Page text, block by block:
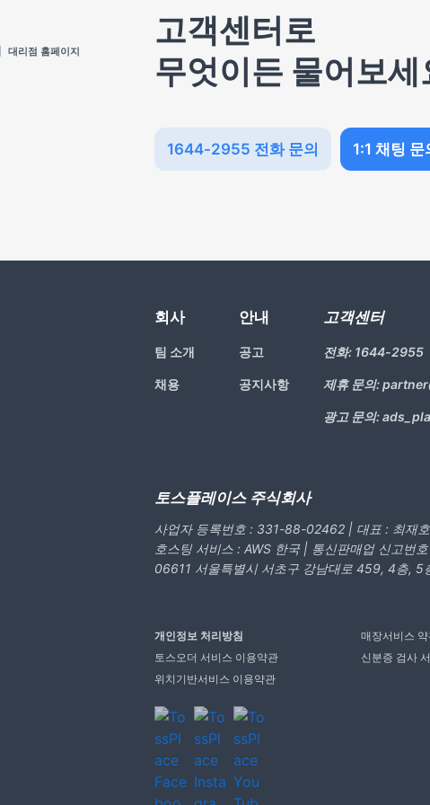
대리점 홈페이지
고객센터로
무엇이든 물어보세
1644-2955 전화 문의 1:1 채팅 문
회사
팀 소개
채용
안내
공고
공지사항
고객센터
전화: 1644-2955
제휴 문의:
광고 문의:
토스플레이스 주식회사
사업자 등록번호 : 331-88-02462 | 대표 : 최재호
호스팅 서비스 : AWS 한국 | 통신판매업 신고번
06611 서울특별시 서초구 강남대로 459, 4층, 5
개인정보 처리방침 매장서비스
토스오더 서비스 이용약관
신분증 검사
위치기반서비스 이용약관